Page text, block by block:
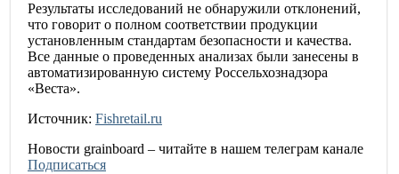
Результаты исследований не обнаружили отклонений,
что говорит о полном соответствии продукции
установленным стандартам безопасности и качества.
Все данные о проведенных анализах были занесены в
автоматизированную систему Россельхознадзора
«Веста».
Источник: Fishretail.ru
Новости grainboard – читайте в нашем телеграм канале
Подписаться